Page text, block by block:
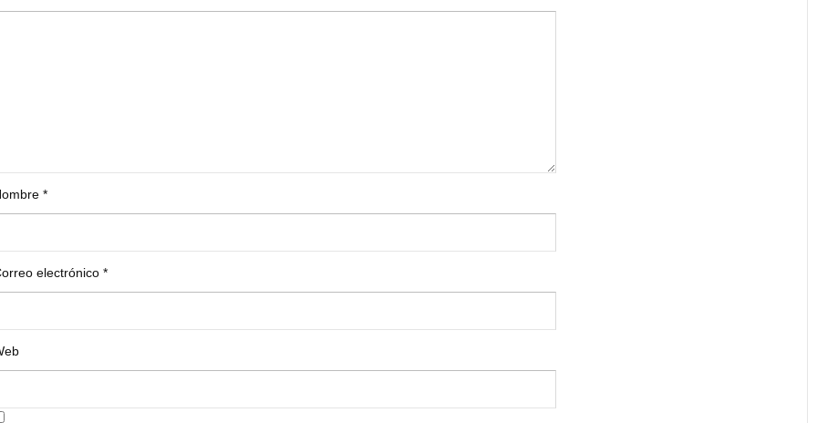
*
electrónico*